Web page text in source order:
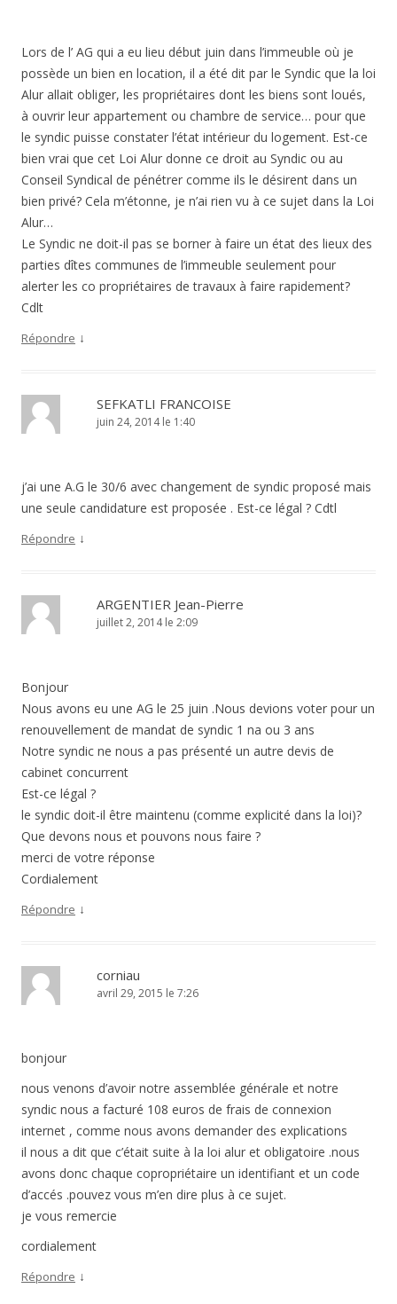
Lors de l’ AG qui a eu lieu début juin dans l’immeuble où je
possède un bien en location, il a été dit par le Syndic que la loi
Alur allait obliger, les propriétaires dont les biens sont loués,
à ouvrir leur appartement ou chambre de service… pour que
le syndic puisse constater l’état intérieur du logement. Est-ce
bien vrai que cet Loi Alur donne ce droit au Syndic ou au
Conseil Syndical de pénétrer comme ils le désirent dans un
bien privé? Cela m’étonne, je n’ai rien vu à ce sujet dans la Loi
Alur…
Le Syndic ne doit-il pas se borner à faire un état des lieux des
parties dîtes communes de l’immeuble seulement pour
alerter les co propriétaires de travaux à faire rapidement?
Cdlt
Répondre ↓
SEFKATLI FRANCOISE
juin 24, 2014 le 1:40
j’ai une A.G le 30/6 avec changement de syndic proposé mais
une seule candidature est proposée . Est-ce légal ? Cdtl
Répondre ↓
ARGENTIER Jean-Pierre
juillet 2, 2014 le 2:09
Bonjour
Nous avons eu une AG le 25 juin .Nous devions voter pour un
renouvellement de mandat de syndic 1 na ou 3 ans
Notre syndic ne nous a pas présenté un autre devis de
cabinet concurrent
Est-ce légal ?
le syndic doit-il être maintenu (comme explicité dans la loi)?
Que devons nous et pouvons nous faire ?
merci de votre réponse
Cordialement
Répondre ↓
corniau
avril 29, 2015 le 7:26
bonjour
nous venons d’avoir notre assemblée générale et notre
syndic nous a facturé 108 euros de frais de connexion
internet , comme nous avons demander des explications
il nous a dit que c’était suite à la loi alur et obligatoire .nous
avons donc chaque copropriétaire un identifiant et un code
d’accés .pouvez vous m’en dire plus à ce sujet.
je vous remercie
cordialement
Répondre ↓